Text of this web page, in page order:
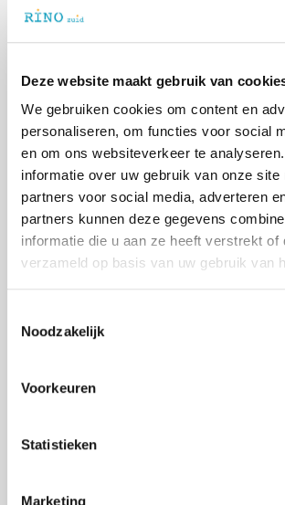
Deze website maakt gebruik van
We gebruiken cookies om content en
personaliseren, om functies voor social
en om ons websiteverkeer te
informatie over uw gebruik van onze site
partners voor social media, adverteren
partners kunnen deze gegevens
informatie die u aan ze heeft verstrekt of
verzameld op basis van uw gebruik van
Noodzakelijk
Voorkeuren
Statistieken
Marketing
voedingsbodem voor de opleiding
gezondheidszorgpsycholoog.
RINO Zuid heeft de ambitie om de
waardoor de opgeleide
wetenschappelijk perspectief een
bijdrage blijven leveren aan goede
psychologische hulp voor een
Als hoofdopleider zal Bas van
de inhoudelijke
Bas van Alphen is al bijzonder
gezondheidszorgpsycholoog/
behandelzaken van het Topklinisch
bij Mondriaan in Heerlen.
Marrik van Rozendaal, directeur
Telefoon: 06 29731252